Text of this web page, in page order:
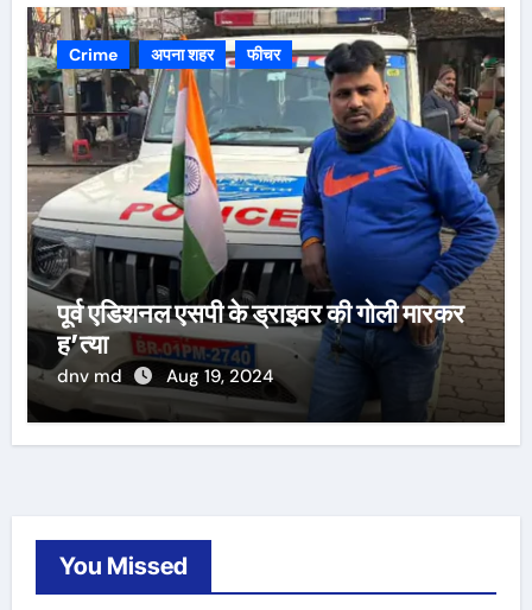
Crime अपना शहर फीचर
पूर्व एडिशनल एसपी के ड्राइवर की गोली मारकर
ह’त्या
dnv md Aug 19, 2024
You Missed